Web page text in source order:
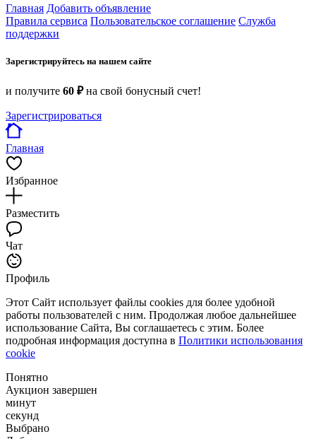
Главная Добавить объявление
Правила сервиса Пользовательское соглашение Служба
поддержки
Зарегистрируйтесь на нашем сайте
и получите 60 ₽на свой бонусный счет!
Зарегистрироваться
Главная
Избранное
Разместить
Чат
Профиль
Этот Сайт использует файлы cookies для более удобной
работы пользователей с ним. Продолжая любое дальнейшее
использование Сайта, Вы соглашаетесь с этим. Более
подробная информация доступна в Политики использования
cookie
Понятно
Аукцион завершен
минут
секунд
Выбрано